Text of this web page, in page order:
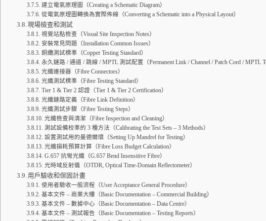
建立電氣原理圖（Creating a Schematic Diagram）
從電氣原理圖轉換為實際佈線（Converting a Schematic into a Physical Layout）
現場檢查和測試
視覺站點檢查（Visual Site Inspection Notes）
安裝常見問題（Installation Common Issues）
銅纜測試標準（Copper Testing Standard）
永久鏈路 / 通道 / 跳線 / MPTL 測試配置（Permanent Link / Channel / Patch Cord / MPTL
光纖連接器（Fibre Connectors）
光纖測試標準（Fibre Testing Standard）
Tier 1 & Tier 2 認證（Tier 1 & Tier 2 Certification）
光纖鏈路定義（Fibre Link Definition）
光纖測試步驟（Fibre Testing Steps）
光纖檢查與清潔（Fibre Inspection and Cleaning）
測試設備校準的 3 種方法（Calibrating the Test Sets – 3 Methods）
設置測試用的曼德爾環（Setting Up Mandrel for Testing）
光纖損耗預算計算（Fibre Loss Budget Calculation）
G.657 抗彎光纖（G.657 Bend Insensitive Fibre）
光時域反射儀（OTDR, Optical Time-Domain Reflectometer）
用戶驗收和保固計畫
使用者驗收一般流程（User Acceptance General Procedure）
基本文件 – 商業大樓（Basic Documentation – Commercial Building）
基本文件 – 數據中心（Basic Documentation – Data Centre）
基本文件 – 測試報告（Basic Documentation – Testing Reports）